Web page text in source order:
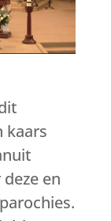
kaars
en